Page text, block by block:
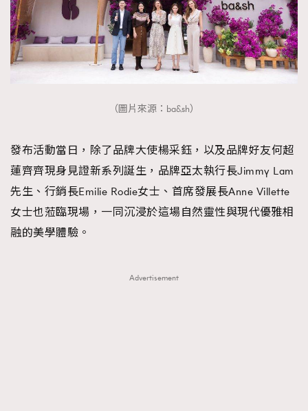
（圖片來源：ba&sh）
發布活動當日，除了品牌大使楊采鈺，以及品牌好友何超
蓮齊齊現身見證新系列誕生，品牌亞太執行長Jimmy Lam
先生、行銷長Emilie Rodie女士、首席發展長Anne Villette
女士也蒞臨現場，一同沉浸於這場自然靈性與現代優雅相
融的美學體驗。
Advertisement